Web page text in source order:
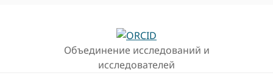
Объединение исследований и
исследователей